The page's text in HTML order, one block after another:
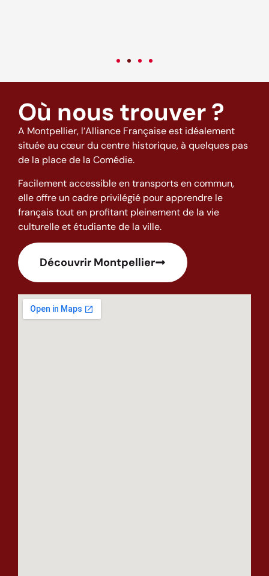
Où nous trouver ?
A Montpellier, l’Alliance Française est idéalement
située au cœur du centre historique, à quelques pas
de la place de la Comédie.
Facilement accessible en transports en commun,
elle offre un cadre privilégié pour apprendre le
français tout en profitant pleinement de la vie
culturelle et étudiante de la ville.
Découvrir Montpellier